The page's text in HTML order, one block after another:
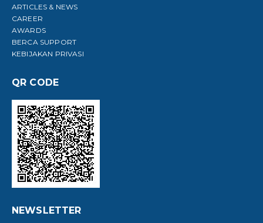
ARTICLES & NEWS
CAREER
AWARDS
BERCA SUPPORT
KEBIJAKAN PRIVASI
QR CODE
NEWSLETTER